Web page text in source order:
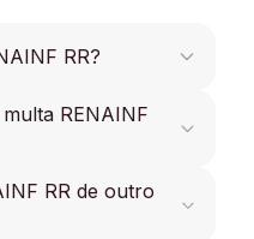
RR?
o motorista
no estado de
RENAINF
RR é muito
informar a placa do
RR de outro